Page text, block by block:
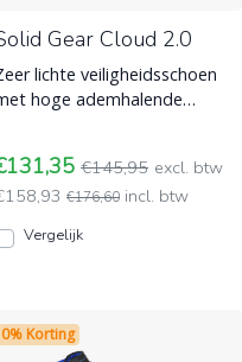
Gear Cloud 2.0
lichte veiligheidsschoen
hoge ademhalende
(Electro Static
€145,95 excl. btw
€176,60 incl. btw
Vergelijk
Korting